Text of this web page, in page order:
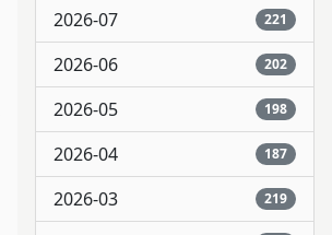
2026-07 221
2026-06 202
2026-05 198
2026-04 187
2026-03 219